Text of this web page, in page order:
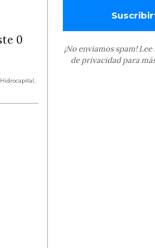
0
Hidrocapital,
¡No enviamos spam!
de privacidadpara